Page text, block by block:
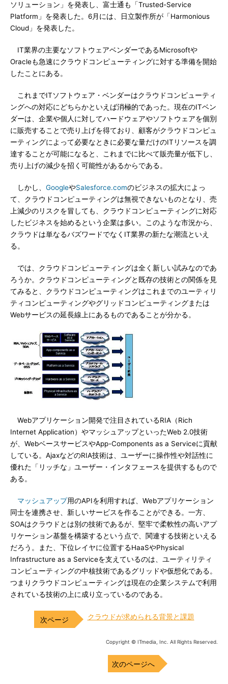
ソリューション」を発表し、富士通も「Trusted-Service
Platform」を発表した。6月には、日立製作所が「Harmonious
Cloud」を発表した。
IT業界の主要なソフトウェアベンダーであるMicrosoftや
Oracleも急速にクラウドコンピューティングに対する準備を開始
したことにある。
これまでITソフトウェア・ベンダーはクラウドコンピューティ
ングへの対応にどちらかといえば消極的であった。現在のITベン
ダーは、企業や個人に対してハードウェアやソフトウェアを個別
に販売することで売り上げを得ており、顧客がクラウドコンピュ
ーティングによって必要なときに必要な量だけのITリソースを調
達することが可能になると、これまでに比べて販売量が低下し、
売り上げの減少を招く可能性があるからである。
しかし、 GoogleやSalesforce.comのビジネスの拡大によっ
て、クラウドコンピューティングは無視できないものとなり、売
上減少のリスクを冒しても、クラウドコンピューティングに対応
したビジネスを始めるという企業は多い。このような市況から、
クラウドは単なるバズワードでなくIT業界の新たな潮流といえ
る。
では、クラウドコンピューティングは全く新しい試みなのであ
ろうか。クラウドコンピューティングと既存の技術との関係を見
てみると、クラウドコンピューティングはこれまでのユーティリ
ティコンピューティングやグリッドコンピューティングまたは
Webサービスの延長線上にあるものであることが分かる。
Webアプリケーション開発で注目されているRIA（Rich
Internet Application）やマッシュアップといったWeb 2.0技術
が、WebベースサービスやApp-Components as a Serviceに貢献
している。AjaxなどのRIA技術は、ユーザーに操作性や対話性に
優れた「リッチな」ユーザー・インタフェースを提供するもので
ある。
マッシュアップ用のAPIを利用すれば、Webアプリケーション
同士を連携させ、新しいサービスを作ることができる。一方、
SOAはクラウドとは別の技術であるが、堅牢で柔軟性の高いアプ
リケーション基盤を構築するという点で、関連する技術といえる
だろう。また、下位レイヤに位置するHaaSやPhysical
Infrastructure as a Serviceを支えているのは、ユーティリティ
コンピューティングの中核技術であるグリッドや仮想化である。
つまりクラウドコンピューティングは現在の企業システムで利用
されている技術の上に成り立っているのである。
クラウドが求められる背景と課題
Copyright © ITmedia, Inc. All Rights Reserved.
次のページへ